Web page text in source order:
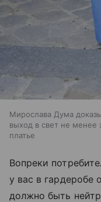
Мирослава Дума
выход в свет не
платье
Вопреки
у вас в гардеробе
должно быть